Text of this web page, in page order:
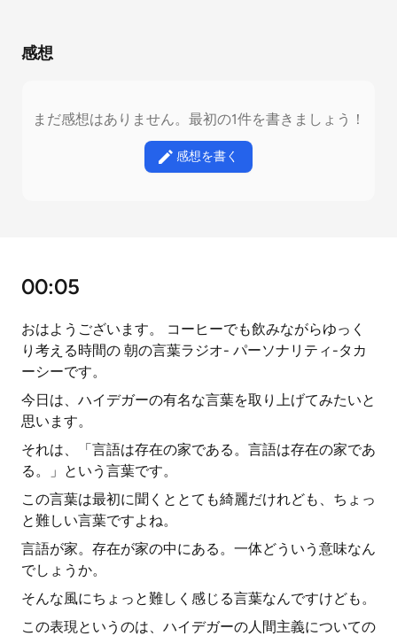
感想
まだ感想はありません。最初の1件を書きましょう！
感想を書く
00:05
おはようございます。 コーヒーでも飲みながらゆっく
り考える時間の 朝の言葉ラジオ- パーソナリティ-タカ
ーシーです。
今日は、ハイデガーの有名な言葉を取り上げてみたいと
思います。
それは、「言語は存在の家である。言語は存在の家であ
る。」という言葉です。
この言葉は最初に聞くととても綺麗だけれども、ちょっ
と難しい言葉ですよね。
言語が家。存在が家の中にある。一体どういう意味なん
でしょうか。
そんな風にちょっと難しく感じる言葉なんですけども。
この表現というのは、ハイデガーの人間主義についての